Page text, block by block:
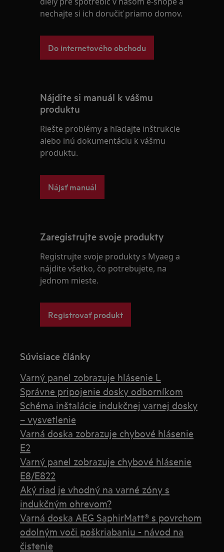
nechajte si ich doručiť priamo domov.
Do internetového obchodu
Nájdite si manuál k vášmu
produktu
Riešte problémy a hľadajte inštrukcie
alebo inú dokumentáciu k vášmu
produktu.
Nájsť manuál
Zaregistrujte svoje produkty
Registrujte svoje produkty s Myaeg a
nájdite všetko, čo potrebujete, na
jednom mieste.
Registrovať produkt
Súvisiace články
Varný panel zobrazuje hlásenie L
Správne pripojenie dosky odborníkom
Schéma inštalácie indukčnej varnej dosky
– vysvetlenie
Varná doska zobrazuje chybové hlásenie
E2
Varný panel zobrazuje chybové hlásenie
E8/E822
Aký riad je vhodný na varné zóny s
indukčným ohrevom?
Varná doska AEG SaphirMatt® s povrchom
odolným voči poškriabaniu - návod na
čistenie